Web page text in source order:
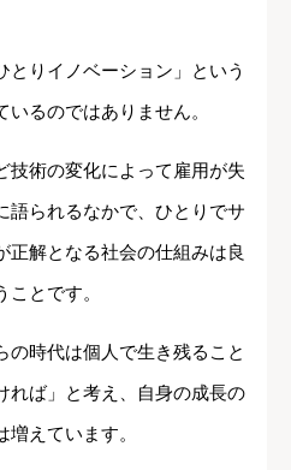
とりイノベーション」という
るのではありません。
技術の変化によって雇用が失
語られるなかで、ひとりでサ
正解となる社会の仕組みは良
とです。
の時代は個人で生き残ること
れば」と考え、自身の成長の
えています。